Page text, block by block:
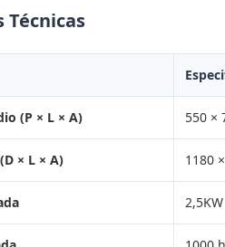
Técnicas
(P × L × A) 550 ×
× L × A) 1180